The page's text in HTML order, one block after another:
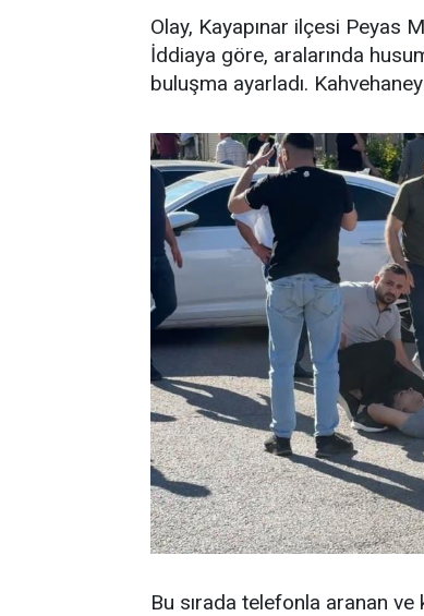
Olay, Kayapınar ilçesi Peyas
İddiaya göre, aralarında
buluşma ayarladı.
Bu sırada telefonla aranan ve